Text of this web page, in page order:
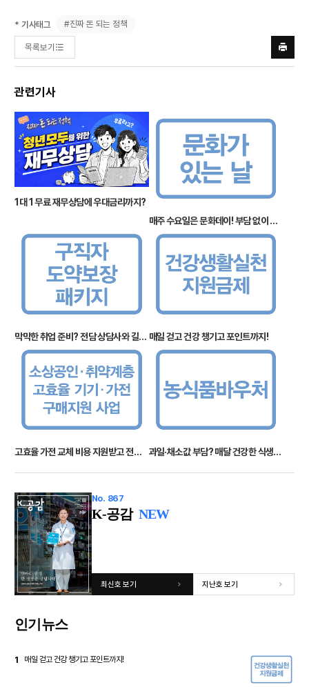
* 기사태그 #진짜 돈 되는 정책
목록보기
프린트
하기
관련기사
1대 1 무료 재무상담에 우대금리까지?
매주 수요일은 문화데이! 부담 없이 일상에 예술을!
막막한 취업 준비? 전담 상담사와 길을 찾아요 매일 걷고 건강 챙기고 포인트까지!
고효율 가전 교체 비용 지원받고 전기료 절약하고 과일·채소값 부담? 매달 건강한 식생활 지원합니다
No. 867
K-공감 NEW
최신호 보기 지난호 보기
인기뉴스
1 매일 걷고 건강 챙기고 포인트까지!